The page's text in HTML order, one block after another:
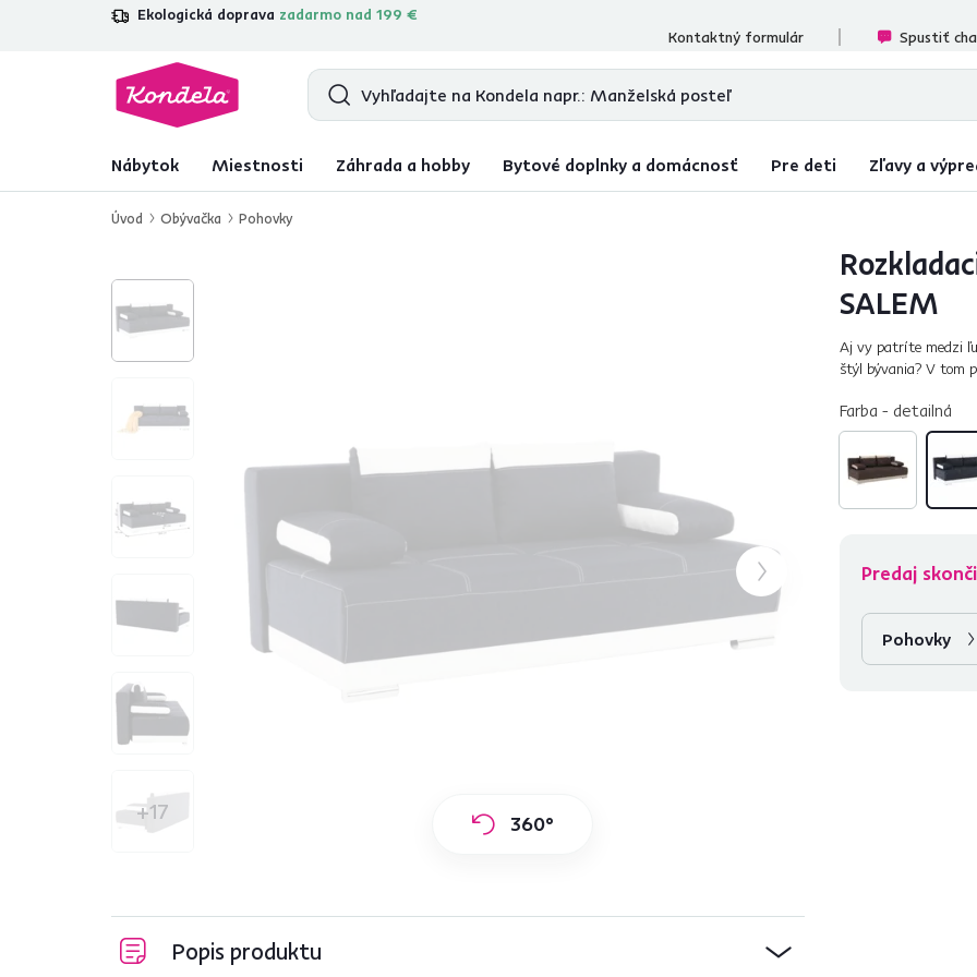
Ekologická doprava zadarmo nad 199 €
4,7 31 211overených produktových recenzií
Kontaktný formulár
Spustiť
Nábytok Miestnosti Záhrada a hobby Bytové doplnky a domácnosť Pre deti Zľavy a
Úvod Obývačka Pohovky
+17 360°
SALEM
Aj vy patríte medzi
štýl bývania? V tom
Farba - detailná
Predaj
Pohovky
Popis produktu